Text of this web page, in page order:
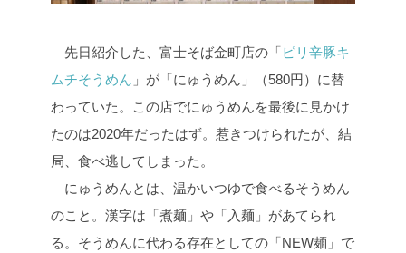
先日紹介した、富士そば金町店の「ピリ辛豚キ
ムチそうめん 」が「にゅうめん」（580円）に替
わっていた。この店でにゅうめんを最後に見かけ
たのは2020年だったはず。惹きつけられたが、結
局、食べ逃してしまった。
にゅうめんとは、温かいつゆで食べるそうめん
のこと。漢字は「煮麺」や「入麺」があてられ
る。そうめんに代わる存在としての「NEW麺」で